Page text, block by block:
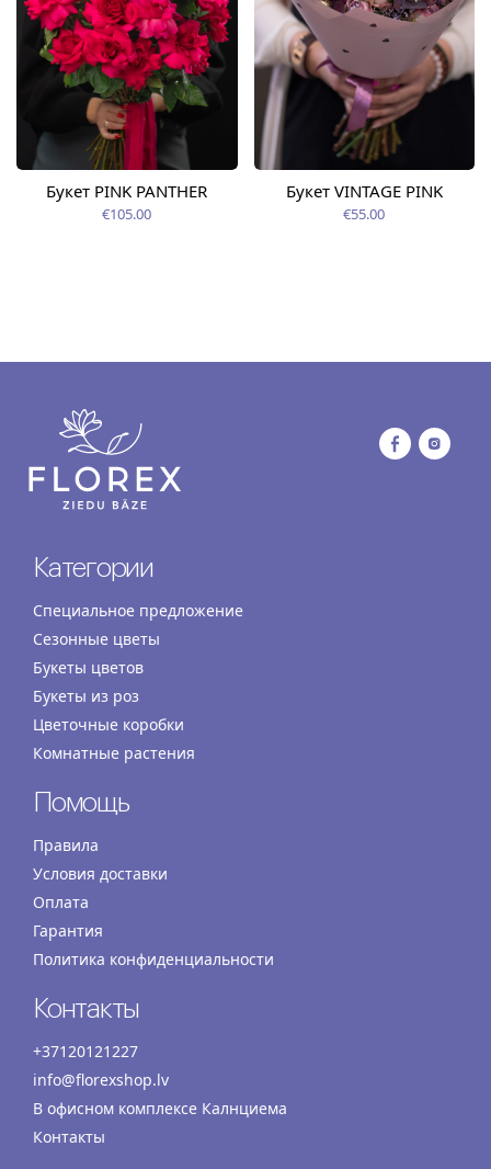
Букет PINK PANTHER
€105.00
Букет VINTAGE PINK
€55.00
Категории
Специальное предложение
Сезонные цветы
Букеты цветов
Букеты из роз
Цветочные коробки
Комнатные растения
Помощь
Правила
Условия доставки
Оплата
Гарантия
Политика конфиденциальности
Контакты
+37120121227
info@florexshop.lv
В офисном комплексе Калнциема
Контакты